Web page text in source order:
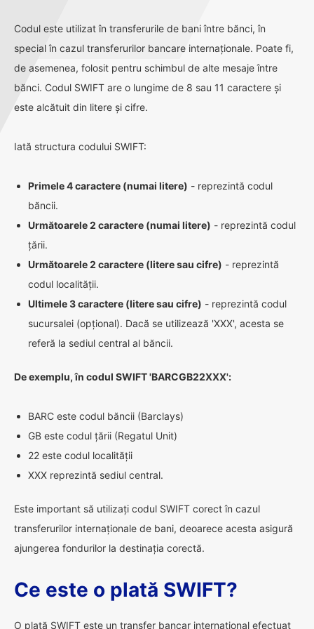
Codul este utilizat în transferurile de bani între bănci, în
special în cazul transferurilor bancare internaționale. Poate fi,
de asemenea, folosit pentru schimbul de alte mesaje între
bănci. Codul SWIFT are o lungime de 8 sau 11 caractere și
este alcătuit din litere și cifre.
Iată structura codului SWIFT:
Primele 4 caractere (numai litere) - reprezintă codul
băncii.
Următoarele 2 caractere (numai litere) - reprezintă codul
țării.
Următoarele 2 caractere (litere sau cifre) - reprezintă
codul localității.
Ultimele 3 caractere (litere sau cifre) - reprezintă codul
sucursalei (opțional). Dacă se utilizează 'XXX', acesta se
referă la sediul central al băncii.
De exemplu, în codul SWIFT 'BARCGB22XXX':
BARC este codul băncii (Barclays)
GB este codul țării (Regatul Unit)
22 este codul localității
XXX reprezintă sediul central.
Este important să utilizați codul SWIFT corect în cazul
transferurilor internaționale de bani, deoarece acesta asigură
ajungerea fondurilor la destinația corectă.
Ce este o plată SWIFT?
O plată SWIFT este un transfer bancar internațional efectuat